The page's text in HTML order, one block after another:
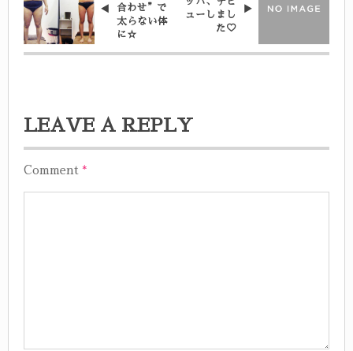
合わせ”で
太らない体
に☆
ューしまし
た♡
LEAVE A REPLY
Comment *